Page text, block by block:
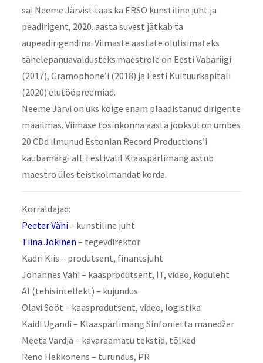
sai Neeme Järvist taas ka ERSO kunstiline juht ja
peadirigent, 2020. aasta suvest jätkab ta
aupeadirigendina. Viimaste aastate olulisimateks
tähelepanuavaldusteks maestrole on Eesti Vabariigi
(2017), Gramophone’i (2018) ja Eesti Kultuurkapitali
(2020) elutööpreemiad.
Neeme Järvi on üks kõige enam plaadistanud dirigente
maailmas. Viimase tosinkonna aasta jooksul on umbes
20 CDd ilmunud Estonian Record Productions’i
kaubamärgi all. Festivalil Klaaspärlimäng astub
maestro üles teistkolmandat korda.
Korraldajad:
Peeter Vähi– kunstiline juht
Tiina Jokinen – tegevdirektor
Kadri Kiis – produtsent, finantsjuht
Johannes Vähi – kaasprodutsent, IT, video, koduleht
AI (tehisintellekt) – kujundus
Olavi Sööt – kaasprodutsent, video, logistika
Kaidi Ugandi – Klaaspärlimäng Sinfonietta mänedžer
Meeta Vardja – kavaraamatu tekstid, tõlked
Reno Hekkonens – turundus, PR